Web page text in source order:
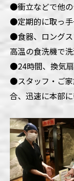
●衝立などで他
●定期的に取っ
●食器、ロング
高温の食洗機で
●24時間、換気
●スタッフ・ご
合、迅速に本部